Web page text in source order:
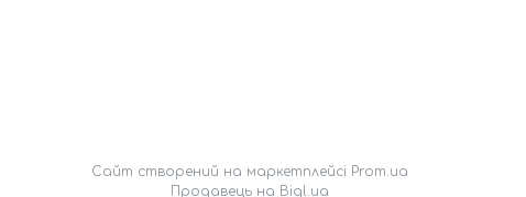
Сайт створений на маркетплейсі Prom.ua
Продавець на Bigl.ua